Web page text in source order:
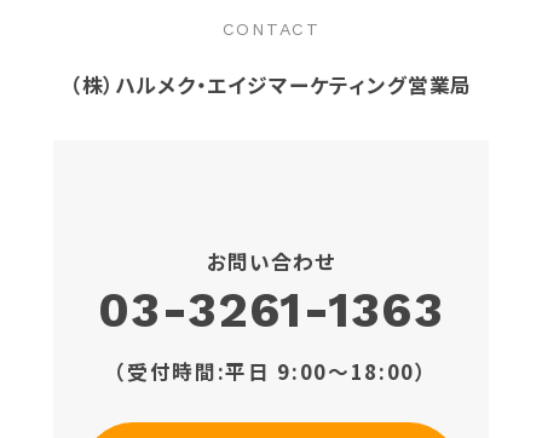
CONTACT
（株）ハルメク・エイジマーケティング営業局
お問い合わせ
03-3261-1363
（受付時間:平日 9:00〜18:00）